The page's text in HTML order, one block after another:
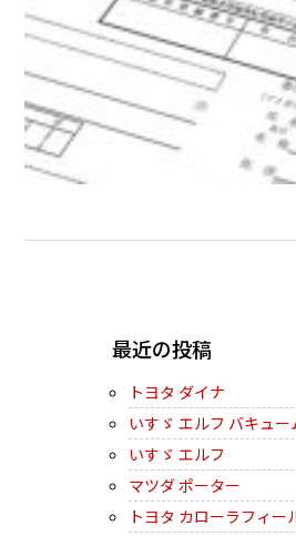
最近の投稿
トヨタ ダイナ
いすゞ エルフ バキュー
いすゞ エルフ
マツダ ポーター
トヨタ カローラフィー